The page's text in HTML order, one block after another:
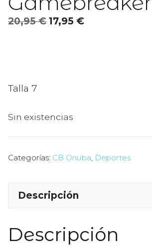
20,95€ El
17,95 €El
Talla 7
Sin existencias
Categorías: CB Onuba, Deportes
Descripción
Descripción